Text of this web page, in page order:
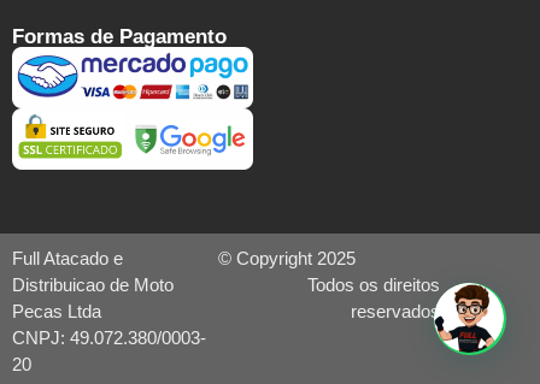
Formas de Pagamento
Full Atacado e
Distribuicao de Moto
Pecas Ltda
CNPJ: 49.072.380/0003-
20
© Copyright 2025
Todos os direitos
reservados